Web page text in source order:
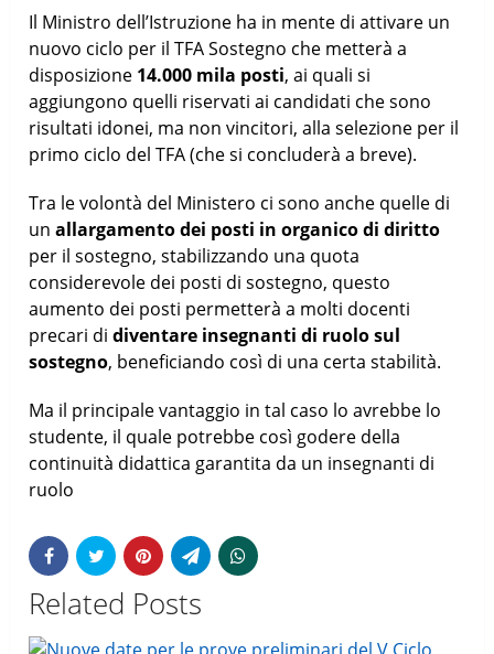
Il Ministro dell’Istruzione ha in mente di attivare un
nuovo ciclo per il TFA Sostegno che metterà a
disposizione 14.000 mila posti, ai quali si
aggiungono quelli riservati ai candidati che sono
risultati idonei, ma non vincitori, alla selezione per il
primo ciclo del TFA (che si concluderà a breve).
Tra le volontà del Ministero ci sono anche quelle di
unallargamento dei posti in organico di diritto
per il sostegno, stabilizzando una quota
considerevole dei posti di sostegno, questo
aumento dei posti permetterà a molti docenti
precari didiventare insegnanti di ruolo sul
sostegno, beneficiando così di una certa stabilità.
Ma il principale vantaggio in tal caso lo avrebbe lo
studente, il quale potrebbe così godere della
continuità didattica garantita da un insegnanti di
ruolo
Related Posts